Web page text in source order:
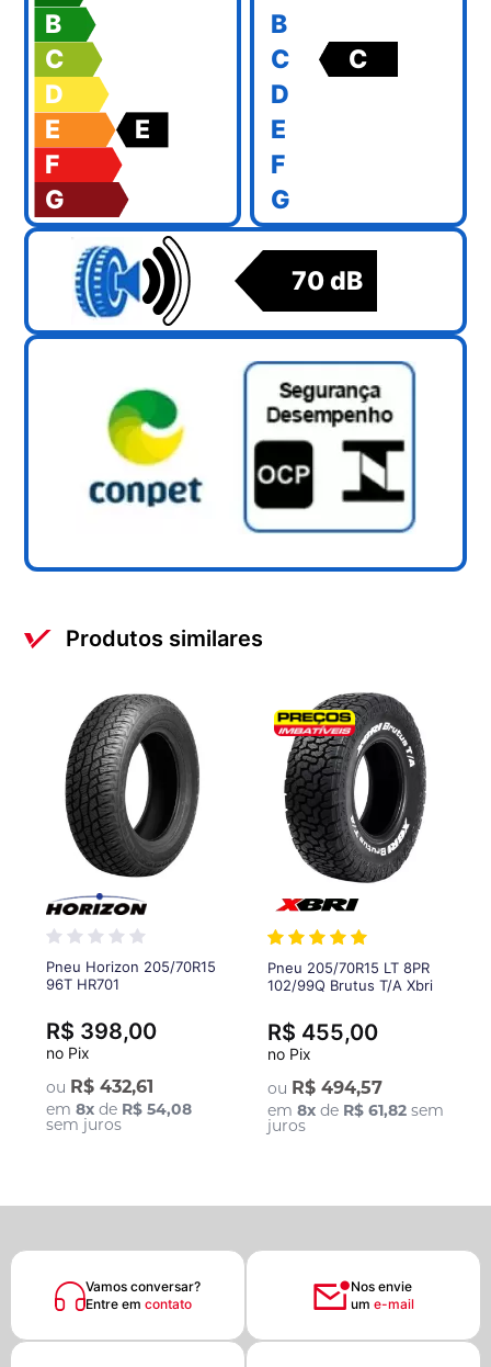
B
C
D
E
E
F
G
B
C
C
D
E
F
G
70 dB
Produtos similares
Pneu Horizon 205/70R15
96T HR701
ou R$ 432,61
em8x de R$ 54,08
sem juros
R$ 398,00
no Pix
Pneu 205/70R15 LT 8PR
102/99Q Brutus T/A Xbri
ou R$ 494,57
em8x de R$ 61,82 sem
juros
R$ 455,00
no Pix
Vamos conversar?
Entre em contato
Nos envie
um e-mail